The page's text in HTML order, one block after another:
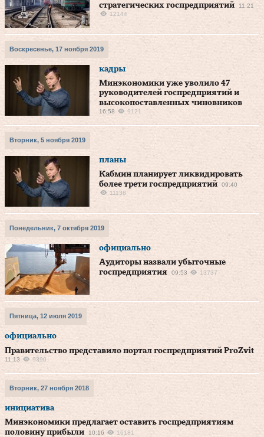
стратегических госпредприятий
11:21
12144
Воскресенье, 17 ноября 2019
кадры
Минэкономики уже уволило 47
руководителей госпредприятий и
высокопоставленных чиновников
16:58 9121
Вторник, 5 ноября 2019
планы
Кабмин планирует ликвидировать
более трети госпредприятий
09:40
11138
Понедельник, 7 октября 2019
официально
Аудиторы назвали убыточные
госпредприятия
09:53 13737
Пятница, 12 июля 2019
официально
Правительство представило портал госпредприятий ProZvit
11:13 9390
Вторник, 27 ноября 2018
инициатива
Минэкономики предлагает оставить госпредприятиям
половину прибыли
10:16 16181